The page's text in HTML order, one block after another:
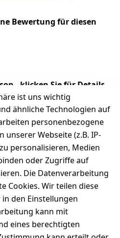
Bewertung für diesen
- klicken Sie für Details
ist uns wichtig
ähnliche Technologien auf
personenbezogene
unserer Webseite (z.B. IP-
personalisieren, Medien
oder Zugriffe auf
Die Datenverarbeitung
Cookies. Wir teilen diese
den Einstellungen
kann mit
eines berechtigten